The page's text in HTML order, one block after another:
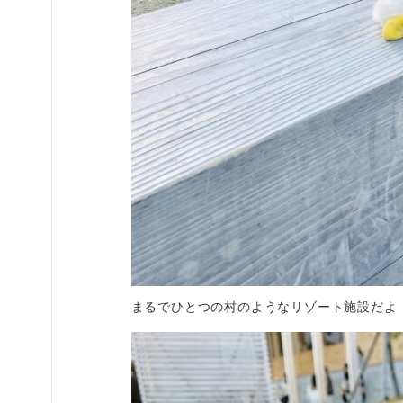
まるでひとつの村のようなリゾート施設だよ